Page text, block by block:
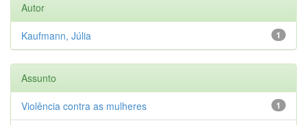
Autor
1
Kaufmann, Júlia
Assunto
1
Violência contra as mulheres